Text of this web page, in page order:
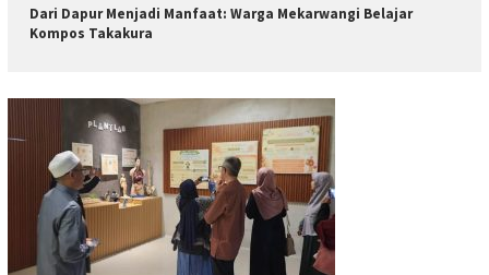
Dari Dapur Menjadi Manfaat: Warga Mekarwangi Belajar
Kompos Takakura